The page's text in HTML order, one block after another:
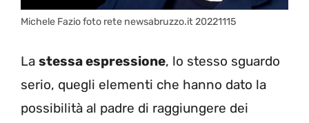
Michele Fazio foto rete newsabruzzo.it 20221115
La stessa espressione, lo stesso sguardo
serio, quegli elementi che hanno dato la
possibilità al padre di raggiungere dei